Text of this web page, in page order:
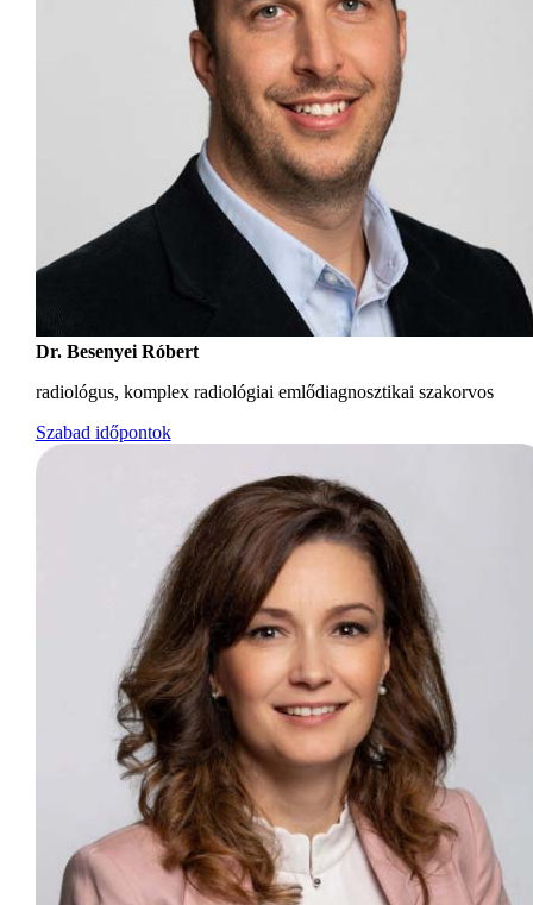
Dr. Besenyei Róbert
radiológus, komplex radiológiai emlődiagnosztikai szakorvos
Szabad időpontok